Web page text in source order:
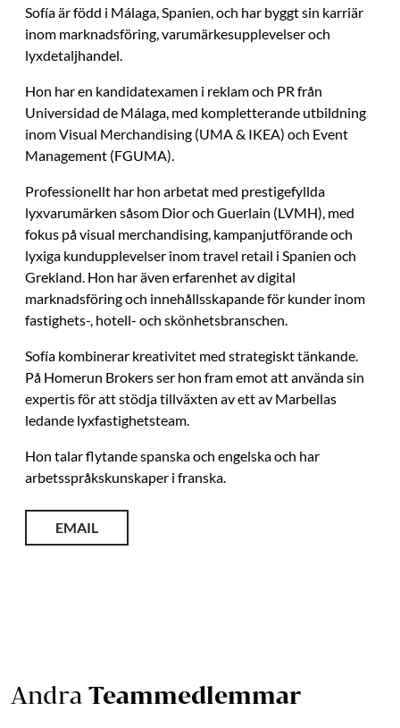
Sofía är född i Málaga, Spanien, och har byggt sin karriär
inom marknadsföring, varumärkesupplevelser och
lyxdetaljhandel.
Hon har en kandidatexamen i reklam och PR från
Universidad de Málaga, med kompletterande utbildning
inom Visual Merchandising (UMA & IKEA) och Event
Management (FGUMA).
Professionellt har hon arbetat med prestigefyllda
lyxvarumärken såsom Dior och Guerlain (LVMH), med
fokus på visual merchandising, kampanjutförande och
lyxiga kundupplevelser inom travel retail i Spanien och
Grekland. Hon har även erfarenhet av digital
marknadsföring och innehållsskapande för kunder inom
fastighets-, hotell- och skönhetsbranschen.
Sofía kombinerar kreativitet med strategiskt tänkande.
På Homerun Brokers ser hon fram emot att använda sin
expertis för att stödja tillväxten av ett av Marbellas
ledande lyxfastighetsteam.
Hon talar flytande spanska och engelska och har
arbetsspråkskunskaper i franska.
EMAIL
Andra Teammedlemmar